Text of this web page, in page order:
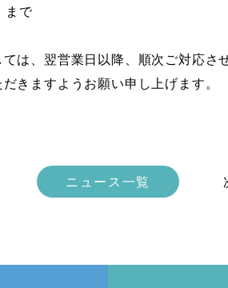
まで
は、翌営業日以降、順次ご対応さ
きますようお願い申し上げます。
ニュース一覧